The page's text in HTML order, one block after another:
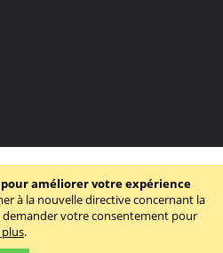
améliorer votre expérience
à la nouvelle directive concernant la
votre consentement pour
plus.